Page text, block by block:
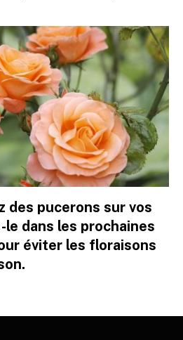
des pucerons sur vos
dans les prochaines
éviter les floraisons